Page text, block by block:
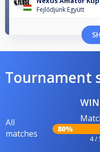
Fejlődjünk Együtt
Tournament
All
matches
80%
4 /